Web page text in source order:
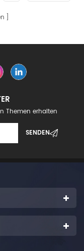
Themen erhalten